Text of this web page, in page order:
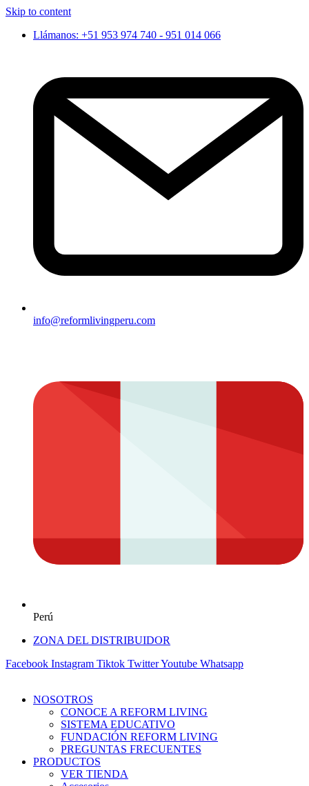
Skip to content
Llámanos: +51 953 974 740 - 951 014 066
info@reformlivingperu.com
Perú
ZONA DEL DISTRIBUIDOR
Facebook Instagram Tiktok TwitterYoutube Whatsapp
NOSOTROS
CONOCE A REFORM LIVING
SISTEMA EDUCATIVO
FUNDACIÓN REFORM LIVING
PREGUNTAS FRECUENTES
PRODUCTOS
VER TIENDA